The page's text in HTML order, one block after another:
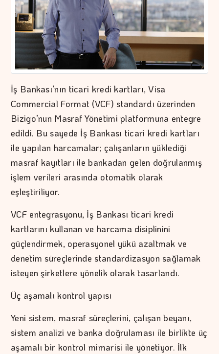
İş Bankası’nın ticari kredi kartları, Visa
Commercial Format (VCF) standardı üzerinden
Bizigo’nun Masraf Yönetimi platformuna entegre
edildi. Bu sayede İş Bankası ticari kredi kartları
ile yapılan harcamalar; çalışanların yüklediği
masraf kayıtları ile bankadan gelen doğrulanmış
işlem verileri arasında otomatik olarak
eşleştiriliyor.
VCF entegrasyonu, İş Bankası ticari kredi
kartlarını kullanan ve harcama disiplinini
güçlendirmek, operasyonel yükü azaltmak ve
denetim süreçlerinde standardizasyon sağlamak
isteyen şirketlere yönelik olarak tasarlandı.
Üç aşamalı kontrol yapısı
Yeni sistem, masraf süreçlerini, çalışan beyanı,
sistem analizi ve banka doğrulaması ile birlikte üç
aşamalı bir kontrol mimarisi ile yönetiyor. İlk